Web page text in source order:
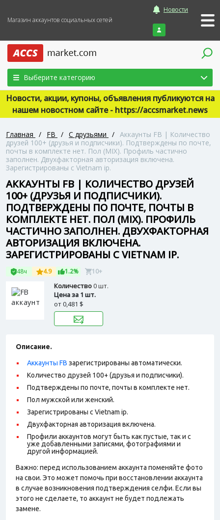
Магазин аккаунтов социальных сетей
Новости
Войти
Выберите категорию
Новости, акции, купоны, объявления публикуются на
нашем новостном сайте - https://accsmarket.news
Главная / FB / С друзьями / Аккаунты FB | Количество
друзей 100+ (друзья и подписчики). Подтверждены по почте,
почты в комплекте нет. Пол (MIX). Профиль частично
заполнен. Двухфакторная авторизация включена.
Зарегистрированы с Vietnam ip.
АККАУНТЫ FB | КОЛИЧЕСТВО ДРУЗЕЙ
100+ (ДРУЗЬЯ И ПОДПИСЧИКИ).
ПОДТВЕРЖДЕНЫ ПО ПОЧТЕ, ПОЧТЫ В
КОМПЛЕКТЕ НЕТ. ПОЛ (MIX). ПРОФИЛЬ
ЧАСТИЧНО ЗАПОЛНЕН. ДВУХФАКТОРНАЯ
АВТОРИЗАЦИЯ ВКЛЮЧЕНА.
ЗАРЕГИСТРИРОВАНЫ С VIETNAM IP.
48ч 4.9 1.2% 10+
Количество0 шт.
Цена за 1 шт.
от0,481 $
Описание.
Аккаунты FB зарегистрированы автоматически.
Количество друзей 100+ (друзья и подписчики).
Подтверждены по почте, почты в комплекте нет.
Пол мужской или женский.
Зарегистрированы с Vietnam ip.
Двухфакторная авторизация включена.
Профили аккаунтов могут быть как пустые, так и с
уже добавленными записями, фотографиями и
другой информацией.
Важно: перед использованием аккаунта поменяйте фото
на свои. Это может помочь при восстановлении аккаунта
в случае возникновения подтверждения селфи. Если вы
этого не сделаете, то аккаунт не будет подлежать
замене.